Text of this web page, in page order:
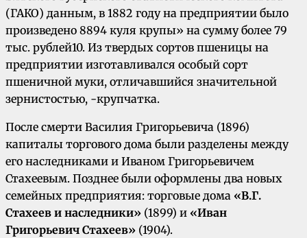
(ГАКО) данным, в 1882 году на предприятии было
произведено 8894 куля крупы» на сумму более 79
тыс. рублей10. Из твердых сортов пшеницы на
предприятии изготавливался особый сорт
пшеничной муки, отличавшийся значительной
зернистостью, -крупчатка.
После смерти Василия Григорьевича (1896)
капиталы торгового дома были разделены меж­ду
его наследниками и Иваном Григорьевичем
Стахеевым. Позднее были оформлены два новых
семейных предприятия: торговые дома «В.Г.
Стахеев и наследники» (1899) и «Иван
Григорьевич Стахеев» (1904).